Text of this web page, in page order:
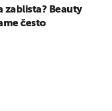
zablista? Beauty
često